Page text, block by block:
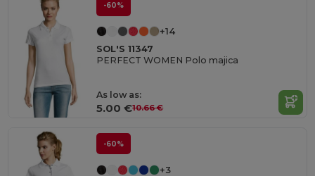
-60%
+14
SOL'S 11347
PERFECT WOMEN Polo majica
As low as:
5.00 €10.66 €
-60%
+3